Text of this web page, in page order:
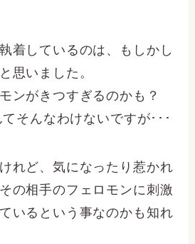
着しているのは、もしかし
思いました。
ンがきつすぎるのかも？
そんなわけないですが･･･
れど、気になったり惹かれ
の相手のフェロモンに刺激
いるという事なのかも知れ